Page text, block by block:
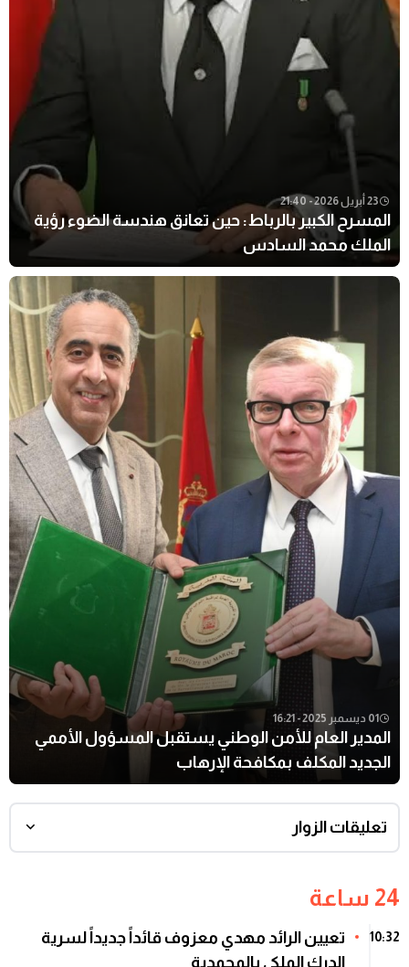
23 أبريل 2026 - 21:40
المسرح الكبير بالرباط: حين تعانق هندسة الضوء رؤية
الملك محمد السادس
01 ديسمبر 2025 - 16:21
المدير العام للأمن الوطني يستقبل المسؤول الأممي
الجديد المكلف بمكافحة الإرهاب
تعليقات الزوار
24 ساعة
10:32
تعيين الرائد مهدي معزوف قائداً جديداً لسرية
الدرك الملكي بالمحمدية